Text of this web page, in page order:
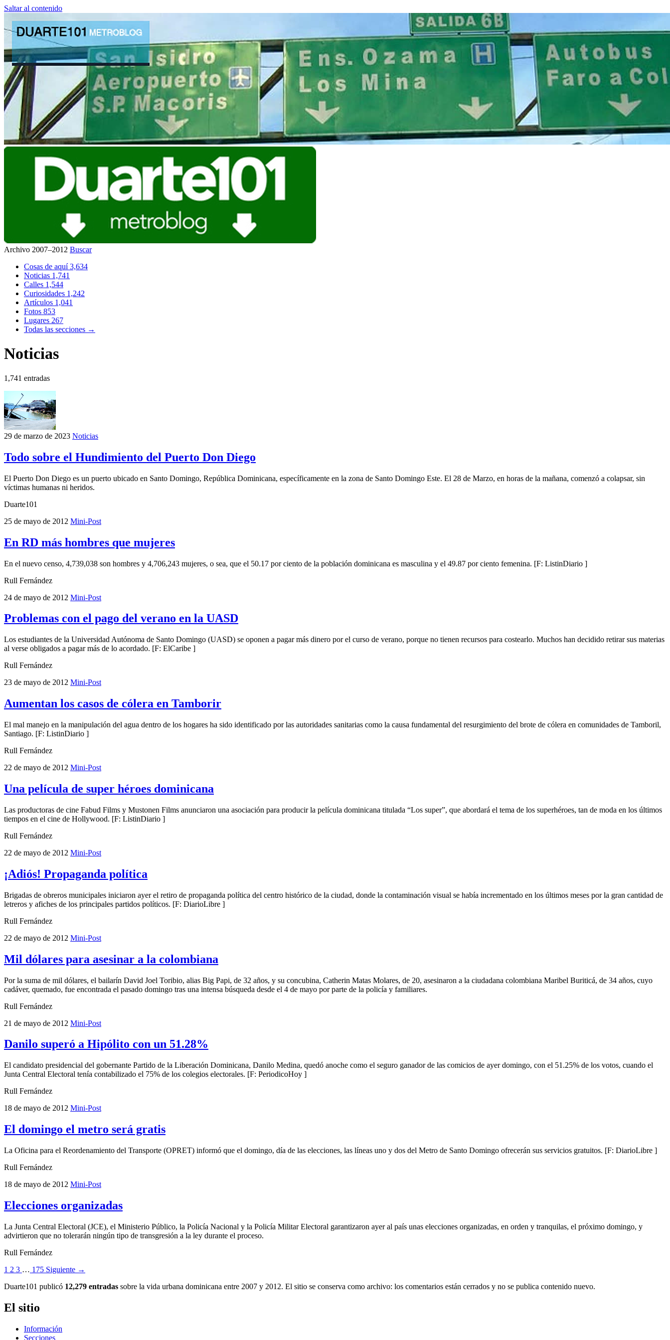
Saltar al contenido
Archivo 2007–2012 Buscar
Cosas de aquí3,634
Noticias 1,741
Calles 1,544
Curiosidades 1,242
Artículos 1,041
Fotos 853
Lugares 267
Todas las secciones →
Noticias
1,741 entradas
29 de marzo de 2023 Noticias
Todo sobre el Hundimiento del Puerto Don Diego
El Puerto Don Diego es un puerto ubicado en Santo Domingo, República Dominicana, específicamente en la zona de Santo Domingo Este. El 28 de Marzo, en horas de la mañana, comenzó a colapsar, sin
víctimas humanas ni heridos.
Duarte101
25 de mayo de 2012 Mini-Post
En RD más hombres que mujeres
En el nuevo censo, 4,739,038 son hombres y 4,706,243 mujeres, o sea, que el 50.17 por ciento de la población dominicana es masculina y el 49.87 por ciento femenina. [F: ListinDiario ]
Rull Fernández
24 de mayo de 2012 Mini-Post
Problemas con el pago del verano en la UASD
Los estudiantes de la Universidad Autónoma de Santo Domingo (UASD) se oponen a pagar más dinero por el curso de verano, porque no tienen recursos para costearlo. Muchos han decidido retirar sus materias
al verse obligados a pagar más de lo acordado. [F: ElCaribe ]
Rull Fernández
23 de mayo de 2012 Mini-Post
Aumentan los casos de cólera en Tamborir
El mal manejo en la manipulación del agua dentro de los hogares ha sido identificado por las autoridades sanitarias como la causa fundamental del resurgimiento del brote de cólera en comunidades de Tamboril,
Santiago. [F: ListinDiario ]
Rull Fernández
22 de mayo de 2012 Mini-Post
Una película de super héroes dominicana
Las productoras de cine Fabud Films y Mustonen Films anunciaron una asociación para producir la película dominicana titulada “Los super”, que abordará el tema de los superhéroes, tan de moda en los últimos
tiempos en el cine de Hollywood. [F: ListinDiario ]
Rull Fernández
22 de mayo de 2012 Mini-Post
¡Adiós! Propaganda política
Brigadas de obreros municipales iniciaron ayer el retiro de propaganda política del centro histórico de la ciudad, donde la contaminación visual se había incrementado en los últimos meses por la gran cantidad de
letreros y afiches de los principales partidos políticos. [F: DiarioLibre ]
Rull Fernández
22 de mayo de 2012 Mini-Post
Mil dólares para asesinar a la colombiana
Por la suma de mil dólares, el bailarín David Joel Toribio, alias Big Papi, de 32 años, y su concubina, Catherin Matas Molares, de 20, asesinaron a la ciudadana colombiana Maribel Buriticá, de 34 años, cuyo
cadáver, quemado, fue encontrada el pasado domingo tras una intensa búsqueda desde el 4 de mayo por parte de la policía y familiares.
Rull Fernández
21 de mayo de 2012 Mini-Post
Danilo superó a Hipólito con un 51.28%
El candidato presidencial del gobernante Partido de la Liberación Dominicana, Danilo Medina, quedó anoche como el seguro ganador de las comicios de ayer domingo, con el 51.25% de los votos, cuando el
Junta Central Electoral tenía contabilizado el 75% de los colegios electorales. [F: PeriodicoHoy ]
Rull Fernández
18 de mayo de 2012 Mini-Post
El domingo el metro será gratis
La Oficina para el Reordenamiento del Transporte (OPRET) informó que el domingo, día de las elecciones, las líneas uno y dos del Metro de Santo Domingo ofrecerán sus servicios gratuitos. [F: DiarioLibre ]
Rull Fernández
18 de mayo de 2012 Mini-Post
Elecciones organizadas
La Junta Central Electoral (JCE), el Ministerio Público, la Policía Nacional y la Policía Militar Electoral garantizaron ayer al país unas elecciones organizadas, en orden y tranquilas, el próximo domingo, y
advirtieron que no tolerarán ningún tipo de transgresión a la ley durante el proceso.
Rull Fernández
1 2 3 … 175 Siguiente →
Duarte101 publicó 12,279 entradas sobre la vida urbana dominicana entre 2007 y 2012. El sitio se conserva como archivo: los comentarios están cerrados y no se publica contenido nuevo.
El sitio
Información
Secciones